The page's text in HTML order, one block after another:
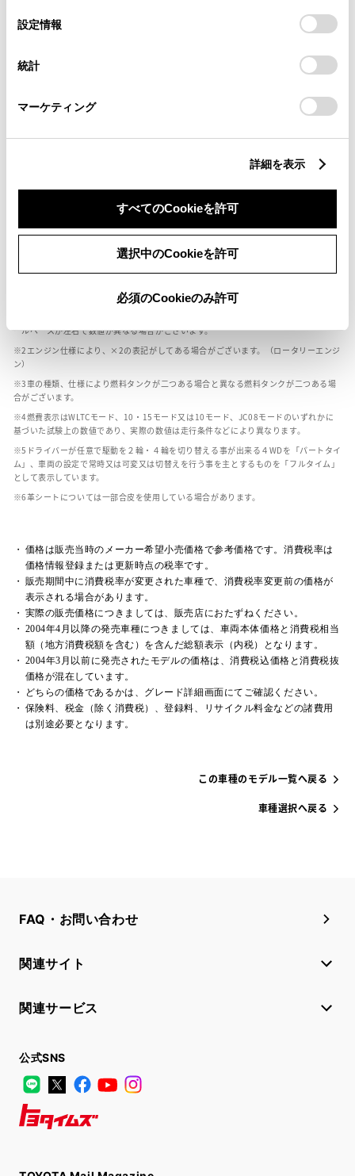
デバイスにすべてのCookie(クッキー)が保存されることに同
意したことになります。Cookie(クッキー)のオプトアウト、
設定の変更、同意を撤回したりするにあたっては、当社の
「Cookie（クッキー）情報の取り扱いについて
」をご覧くだ
設定情報
統計
マーケティング
詳細を表示
すべてのCookieを許可
選択中のCookieを許可
必須のCookieのみ許可
1760kg
装備・オプション
ボディカラー
ールベースが左右で数値が異なる場合がございます。
エンジン仕様により、×2の表記がしてある場合がございます。（ロータリーエンジ
ン）
車の種類、仕様により燃料タンクが二つある場合と異なる燃料タンクが二つある場
合がございます。
燃費表示はWLTCモード、10・15モード又は10モード、JC08モードのいずれかに
基づいた試験上の数値であり、実際の数値は走行条件などにより異なります。
ドライバーが任意で駆動を２輪・４輪を切り替える事が出来る４WDを「パートタイ
ム」、車両の設定で常時又は可変又は切替えを行う事を主とするものを「フルタイム」
として表示しています。
革シートについては一部合皮を使用している場合があります。
価格は販売当時のメーカー希望小売価格で参考価格です。消費税率は
価格情報登録または更新時点の税率です。
販売期間中に消費税率が変更された車種で、消費税率変更前の価格が
表示される場合があります。
実際の販売価格につきましては、販売店におたずねください。
2004年4月以降の発売車種につきましては、車両本体価格と消費税相当
額（地方消費税額を含む）を含んだ総額表示（内税）となります。
2004年3月以前に発売されたモデルの価格は、消費税込価格と消費税抜
価格が混在しています。
どちらの価格であるかは、グレード詳細画面にてご確認ください。
保険料、税金（除く消費税）、登録料、リサイクル料金などの諸費用
は別途必要となります。
この車種のモデル一覧へ戻る
車種選択へ戻る
FAQ・お問い合わせ
関連サイト
関連サービス
公式SNS
LINE
X FacebookYouTube